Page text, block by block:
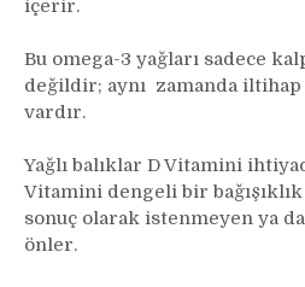
içerir.
Bu omega-3 yağları sadece
değildir; aynı zamanda
vardır.
Yağlı balıklar D Vitamini
Vitamini dengeli bir
sonuç olarak istenmeyen ya
önler.